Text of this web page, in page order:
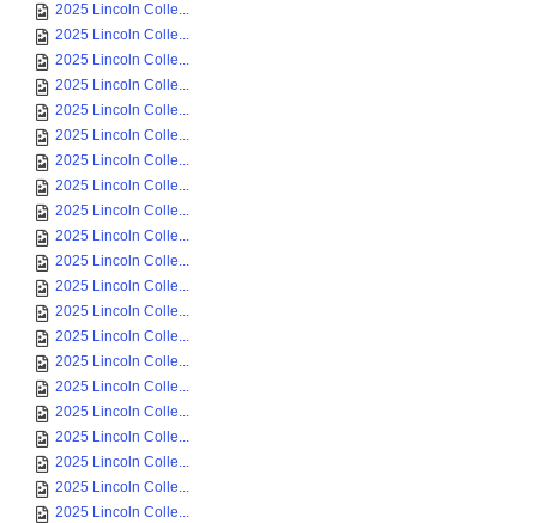
2025 Lincoln Colle...
2025 Lincoln Colle...
2025 Lincoln Colle...
2025 Lincoln Colle...
2025 Lincoln Colle...
2025 Lincoln Colle...
2025 Lincoln Colle...
2025 Lincoln Colle...
2025 Lincoln Colle...
2025 Lincoln Colle...
2025 Lincoln Colle...
2025 Lincoln Colle...
2025 Lincoln Colle...
2025 Lincoln Colle...
2025 Lincoln Colle...
2025 Lincoln Colle...
2025 Lincoln Colle...
2025 Lincoln Colle...
2025 Lincoln Colle...
2025 Lincoln Colle...
2025 Lincoln Colle...